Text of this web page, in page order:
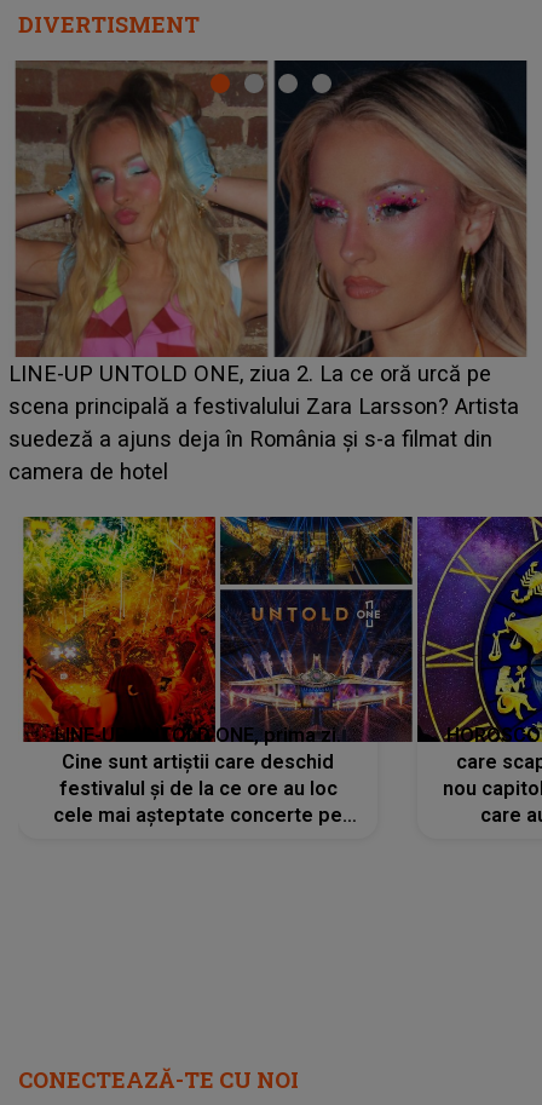
DIVERTISMENT
Ce a dezvăluit noua concurentă din "Casa Iubirii" l-a
luat prin surprindere pe Emanuel. CINE ESTE
BĂIATUL VIZAT de Alexandra?! Aflându-se în fața
faptului împlinit, A RECUNOSCUT IMEDIAT: "Am
LINE-UP UNTOLD ONE, prima zi.
Cine sunt artiștii care deschid
festivalul și de la ce ore au loc
cele mai așteptate concerte pe
care
nou
care
CONECTEAZĂ-TE CU NOI